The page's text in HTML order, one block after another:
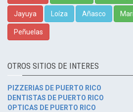
Jayuya Loíza Añasco
Peñuelas
OTROS SITIOS DE INTERES
PIZZERIAS DE PUERTO RICO
DENTISTAS DE PUERTO RICO
OPTICAS DE PUERTO RICO